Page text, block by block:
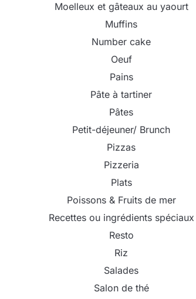
Moelleux et gâteaux au yaourt
Muffins
Number cake
Oeuf
Pains
Pâte à tartiner
Pâtes
Petit-déjeuner/ Brunch
Pizzas
Pizzeria
Plats
Poissons & Fruits de mer
Recettes ou ingrédients spéciaux
Resto
Riz
Salades
Salon de thé